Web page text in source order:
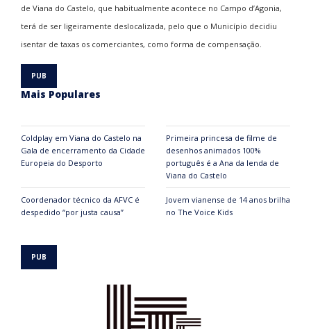
de Viana do Castelo, que habitualmente acontece no Campo d’Agonia,
terá de ser ligeiramente deslocalizada, pelo que o Município decidiu
isentar de taxas os comerciantes, como forma de compensação.
Mais Populares
Coldplay em Viana do Castelo na
Gala de encerramento da Cidade
Europeia do Desporto
Primeira princesa de filme de
desenhos animados 100%
português é a Ana da lenda de
Viana do Castelo
Coordenador técnico da AFVC é
despedido “por justa causa”
Jovem vianense de 14 anos brilha
no The Voice Kids